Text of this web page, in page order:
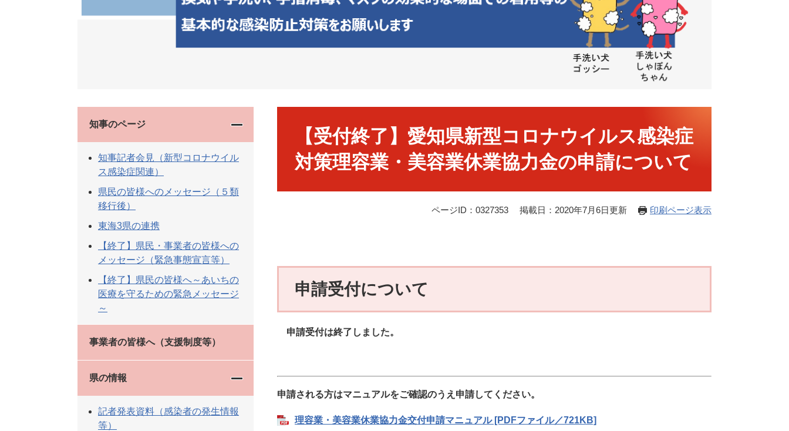
【受付終了】愛知県新型コロナウイルス感染症
対策理容業・美容業休業協力金の申請について
ページID：0327353 掲載日：2020年7月6日更新 印刷ページ表示
申請受付について
申請受付は終了しました。
申請される方はマニュアルをご確認のうえ申請してください。
理容業・美容業休業協力金交付申請マニュアル [PDFファイル／721KB]
知事のページ
知事記者会見（新型コロナウイル
ス感染症関連）
県民の皆様へのメッセージ（５類
移行後）
東海3県の連携
【終了】県民・事業者の皆様への
メッセージ（緊急事態宣言等）
【終了】県民の皆様へ～あいちの
医療を守るための緊急メッセージ
～
事業者の皆様へ（支援制度等）
県の情報
記者発表資料（感染者の発生情報
等）